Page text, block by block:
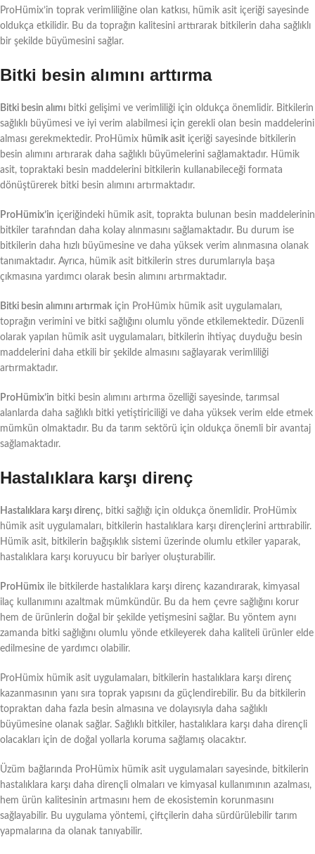
ProHümix’in toprak verimliliğine olan katkısı, hümik asit içeriği sayesinde
oldukça etkilidir. Bu da toprağın kalitesini arttırarak bitkilerin daha sağlıklı
bir şekilde büyümesini sağlar.
Bitki besin alımını arttırma
Bitki besin alımı bitki gelişimi ve verimliliği için oldukça önemlidir. Bitkilerin
sağlıklı büyümesi ve iyi verim alabilmesi için gerekli olan besin maddelerini
alması gerekmektedir. ProHümix hümik asit içeriği sayesinde bitkilerin
besin alımını artırarak daha sağlıklı büyümelerini sağlamaktadır. Hümik
asit, topraktaki besin maddelerini bitkilerin kullanabileceği formata
dönüştürerek bitki besin alımını artırmaktadır.
ProHümix’in içeriğindeki hümik asit, toprakta bulunan besin maddelerinin
bitkiler tarafından daha kolay alınmasını sağlamaktadır. Bu durum ise
bitkilerin daha hızlı büyümesine ve daha yüksek verim alınmasına olanak
tanımaktadır. Ayrıca, hümik asit bitkilerin stres durumlarıyla başa
çıkmasına yardımcı olarak besin alımını artırmaktadır.
Bitki besin alımını artırmak için ProHümix hümik asit uygulamaları,
toprağın verimini ve bitki sağlığını olumlu yönde etkilemektedir. Düzenli
olarak yapılan hümik asit uygulamaları, bitkilerin ihtiyaç duyduğu besin
maddelerini daha etkili bir şekilde almasını sağlayarak verimliliği
artırmaktadır.
ProHümix’in bitki besin alımını artırma özelliği sayesinde, tarımsal
alanlarda daha sağlıklı bitki yetiştiriciliği ve daha yüksek verim elde etmek
mümkün olmaktadır. Bu da tarım sektörü için oldukça önemli bir avantaj
sağlamaktadır.
Hastalıklara karşı direnç
Hastalıklara karşı direnç, bitki sağlığı için oldukça önemlidir. ProHümix
hümik asit uygulamaları, bitkilerin hastalıklara karşı dirençlerini arttırabilir.
Hümik asit, bitkilerin bağışıklık sistemi üzerinde olumlu etkiler yaparak,
hastalıklara karşı koruyucu bir bariyer oluşturabilir.
ProHümix ile bitkilerde hastalıklara karşı direnç kazandırarak, kimyasal
ilaç kullanımını azaltmak mümkündür. Bu da hem çevre sağlığını korur
hem de ürünlerin doğal bir şekilde yetişmesini sağlar. Bu yöntem aynı
zamanda bitki sağlığını olumlu yönde etkileyerek daha kaliteli ürünler elde
edilmesine de yardımcı olabilir.
ProHümix hümik asit uygulamaları, bitkilerin hastalıklara karşı direnç
kazanmasının yanı sıra toprak yapısını da güçlendirebilir. Bu da bitkilerin
topraktan daha fazla besin almasına ve dolayısıyla daha sağlıklı
büyümesine olanak sağlar. Sağlıklı bitkiler, hastalıklara karşı daha dirençli
olacakları için de doğal yollarla koruma sağlamış olacaktır.
Üzüm bağlarında ProHümix hümik asit uygulamaları sayesinde, bitkilerin
hastalıklara karşı daha dirençli olmaları ve kimyasal kullanımının azalması,
hem ürün kalitesinin artmasını hem de ekosistemin korunmasını
sağlayabilir. Bu uygulama yöntemi, çiftçilerin daha sürdürülebilir tarım
yapmalarına da olanak tanıyabilir.